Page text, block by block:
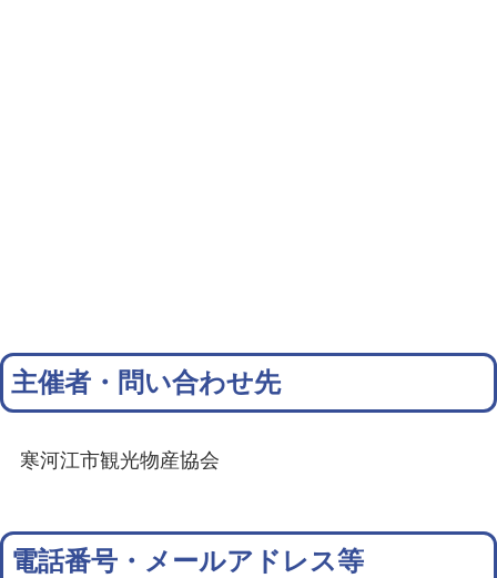
主催者・問い合わせ先
寒河江市観光物産協会
電話番号・メールアドレス等